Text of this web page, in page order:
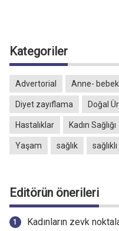
Kategoriler
Advertorial Anne- bebek
Diyet zayıflama Doğal
Hastalıklar Kadın Sağlığı
Yaşam sağlık
Editörün önerileri
Kadınların zevk